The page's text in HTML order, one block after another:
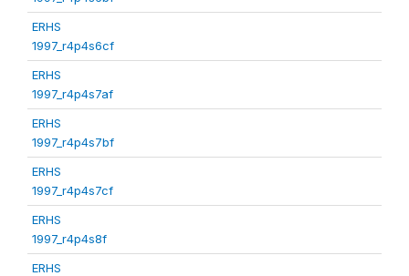
ERHS
1997_r4p4s6cf
ERHS
1997_r4p4s7af
ERHS
1997_r4p4s7bf
ERHS
1997_r4p4s7cf
ERHS
1997_r4p4s8f
ERHS